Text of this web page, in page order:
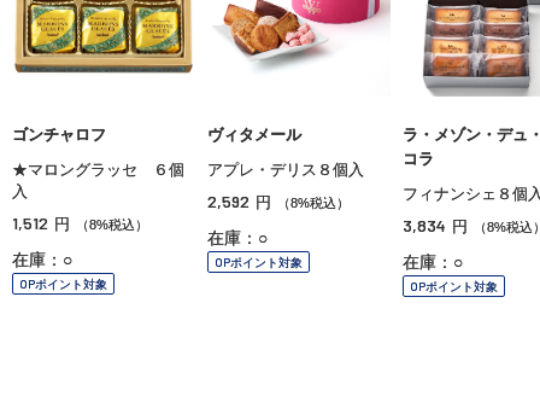
ゴンチャロフ
★マロングラッセ ６個
入
1,512 円 （8%税込）
在庫：○
OPポイント対象
ヴィタメール
アプレ・デリス８個入
2,592 円 （8%税込）
在庫：○
OPポイント対象
ラ・メゾン・デュ
コラ
フィナンシェ８個
3,834 円 （8%税込
在庫：○
OPポイント対象